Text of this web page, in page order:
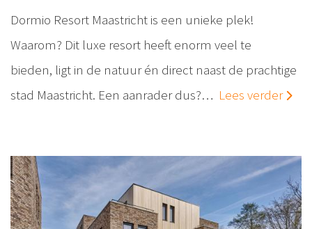
Dormio Resort Maastricht is een unieke plek!
Waarom? Dit luxe resort heeft enorm veel te
bieden, ligt in de natuur én direct naast de prachtige
stad Maastricht. Een aanrader dus?… Lees verder